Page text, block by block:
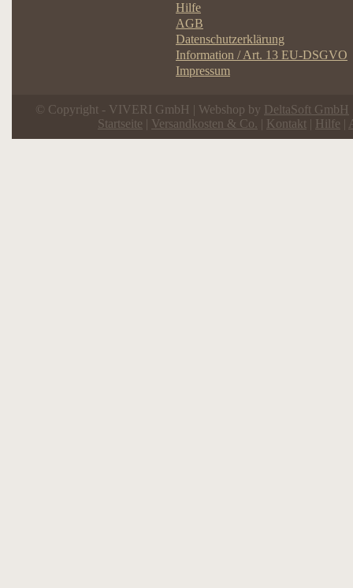
Hilfe
AGB
Datenschutzerklärung
Information / Art. 13 EU-DSGVO
Impressum
© Copyright - VIVERI GmbH | Webshop by DeltaSoft GmbH
Startseite | Versandkosten & Co. | Kontakt | Hilfe |